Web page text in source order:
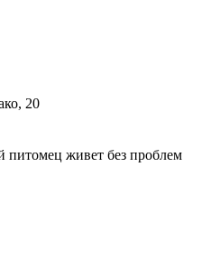
20
живет без проблем